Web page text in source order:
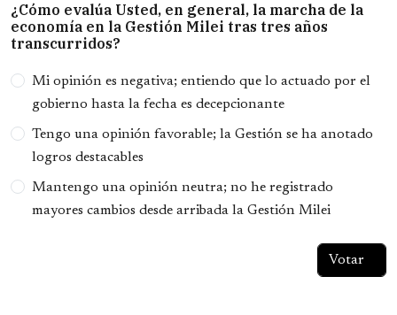
¿Cómo evalúa Usted, en general, la marcha de la
economía en la Gestión Milei tras tres años
transcurridos?
Opciones
Mi opinión es negativa; entiendo que lo actuado por el
gobierno hasta la fecha es decepcionante
Tengo una opinión favorable; la Gestión se ha anotado
logros destacables
Mantengo una opinión neutra; no he registrado
mayores cambios desde arribada la Gestión Milei